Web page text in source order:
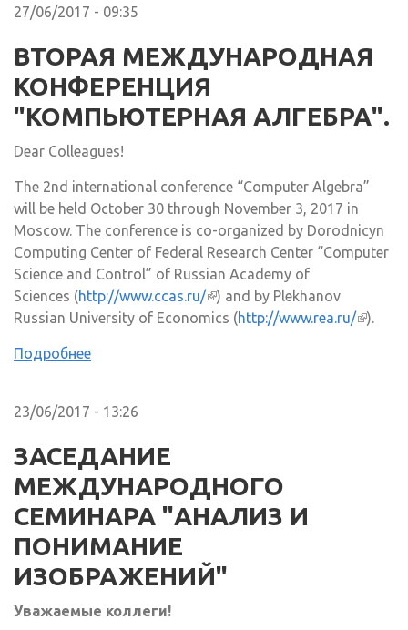
27/06/2017 - 09:35
ВТОРАЯ МЕЖДУНАРОДНАЯ
КОНФЕРЕНЦИЯ
"КОМПЬЮТЕРНАЯ АЛГЕБРА".
Dear Colleagues!
The 2nd international conference “Computer Algebra”
will be held October 30 through November 3, 2017 in
Moscow. The conference is co-organized by Dorodnicyn
Computing Center of Federal Research Center “Computer
Science and Control” of Russian Academy of
Sciences (http://www.ccas.ru/(внешняя ссылка)
) and by Plekhanov
Russian University of Economics (http://www.rea.ru/ ).
Подробнее
23/06/2017 - 13:26
ЗАСЕДАНИЕ
МЕЖДУНАРОДНОГО
СЕМИНАРА "АНАЛИЗ И
ПОНИМАНИЕ
ИЗОБРАЖЕНИЙ"
Уважаемые коллеги!